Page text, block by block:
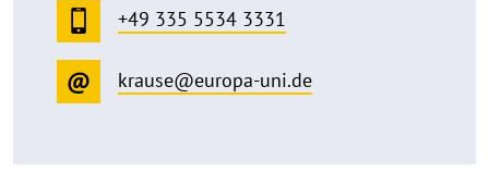
+49 335 5534 3331
krause@europa-uni.de